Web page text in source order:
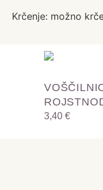
Krčenje: možno
3,40 €